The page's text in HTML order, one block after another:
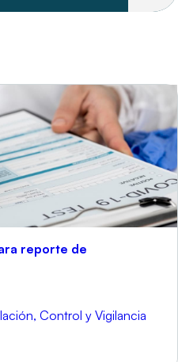
reporte de
Control y Vigilancia